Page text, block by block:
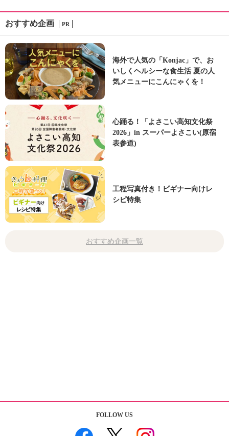
おすすめ企画 PR
海外で人気の「Konjac」で、お
いしくヘルシーな食生活 夏の人
気メニューにこんにゃくを！
心踊る！「よさこい高知文化祭
2026」in スーパーよさこい(原宿
表参道)
工程写真付き！ビギナー向けレ
シピ特集
おすすめ企画一覧
FOLLOW US